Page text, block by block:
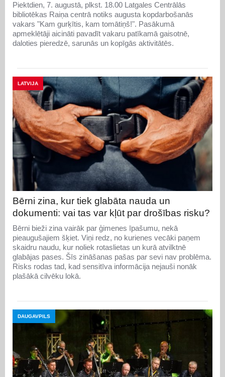
Piektdien, 7. augustā, plkst. 18.00 Latgales Centrālās
bibliotēkas Raiņa centrā notiks augusta kopdarbošanās
vakars "Kam gurķītis, kam tomātiņš!". Pasākumā
apmeklētāji aicināti pavadīt vakaru patīkamā gaisotnē,
daloties pieredzē, sarunās un kopīgās aktivitātēs.
LATVIJA
Bērni zina, kur tiek glabāta nauda un
dokumenti: vai tas var kļūt par drošības risku?
Bērni bieži zina vairāk par ģimenes īpašumu, nekā
pieaugušajiem šķiet. Viņi redz, no kurienes vecāki paņem
skaidru naudu, kur noliek rotaslietas un kurā atvilktnē
glabājas pases. Šīs zināšanas pašas par sevi nav problēma.
Risks rodas tad, kad sensitīva informācija nejauši nonāk
plašākā cilvēku lokā.
DAUGAVPILS